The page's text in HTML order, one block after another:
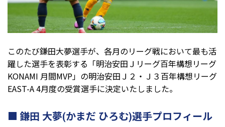
このたび鎌田大夢選手が、各月のリーグ戦において最も活
躍した選手を表彰する「明治安田Ｊリーグ百年構想リーグ
KONAMI 月間MVP」の明治安田Ｊ２・Ｊ３百年構想リーグ
EAST-A 4月度の受賞選手に決定いたしました。
鎌田 大夢(かまだ ひろむ)選手プロフィール